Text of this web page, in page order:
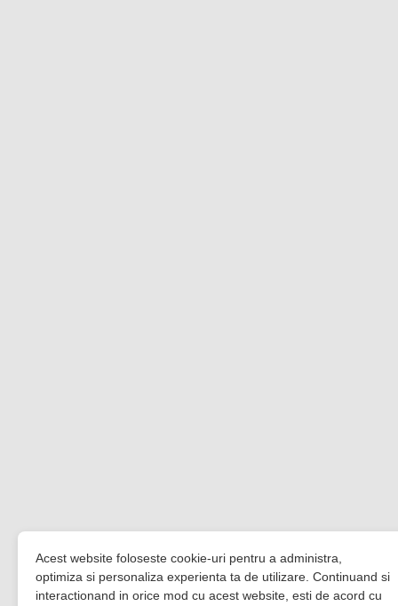
Acest website foloseste cookie-uri pentru a administra,
optimiza si personaliza experienta ta de utilizare. Continuand si
interactionand in orice mod cu acest website, esti de acord cu